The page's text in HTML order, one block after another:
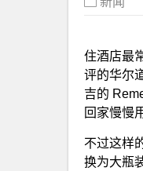
住酒店最
评的华尔
吉的
回家慢慢
不过这样
换为大瓶